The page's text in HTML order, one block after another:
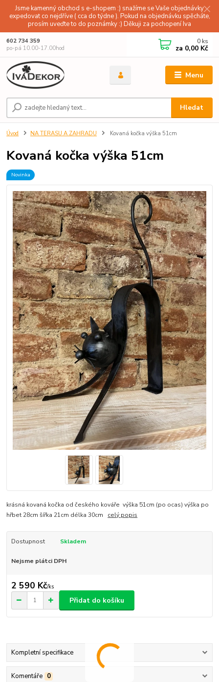
Jsme kamenný obchod s e-shopem :) snažíme se Vaše objednávky
expedovat co nejdříve ( cca do týdne ). Pokud na objednávku spěcháte,
prosím uveďte to do poznámky :) Děkuji za pochopení Iva
Menu
Hledat
602 734 359
po-pá 10.00-17.00hod
0 ks
za 0,00 Kč
Úvod NA TERASU A ZAHRADU Kovaná kočka výška 51cm
Kovaná kočka výška 51cm
Novinka
krásná kovaná kočka od českého kováře výška 51cm (po ocas) výška po
hřbet 28cm šířka 21cm délka 30cm celý popis
Dostupnost Skladem
Nejsme plátci DPH
2 590 Kč/ks
Přidat do košíku
Kompletní specifikace
Komentáře 0